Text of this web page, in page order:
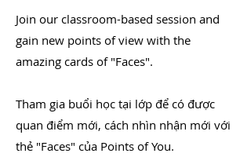
Join our classroom-based session and
gain new points of view with the
amazing cards of "Faces".
Tham gia buổi học tại lớp để có được
quan điểm mới, cách nhìn nhận mới với
thẻ "Faces" của Points of You.